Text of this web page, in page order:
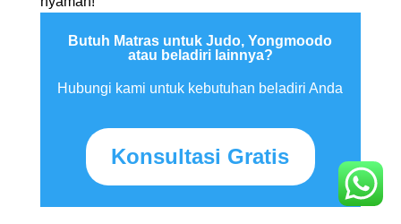
Butuh Matras untuk Judo, Yongmoodo
atau beladiri lainnya?
Hubungi kami untuk kebutuhan beladiri Anda
Konsultasi Gratis